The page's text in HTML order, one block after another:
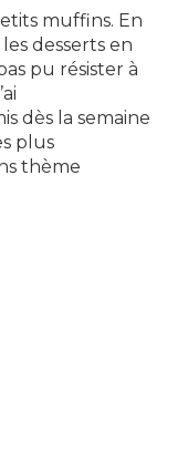
muffins. En
les desserts en
pu résister à
dès la semaine
plus
thème